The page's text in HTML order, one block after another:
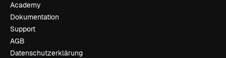
Academy
Dokumentation
Support
AGB
Datenschutzerklärung